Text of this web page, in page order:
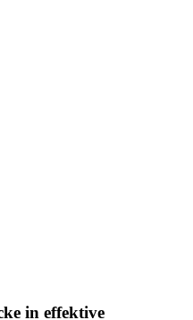
in effektive